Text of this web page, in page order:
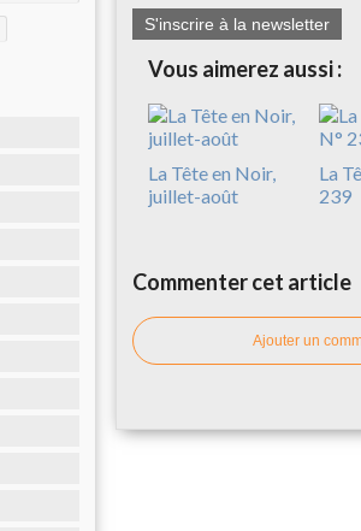
S'inscrire à la newsletter
Vous aimerez aussi :
La Tête en Noir,
juillet-août
La
239
Commenter cet article
Ajouter un